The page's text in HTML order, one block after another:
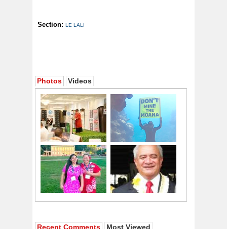
Section: LE LALI
Photos Videos
Recent Comments Most Viewed